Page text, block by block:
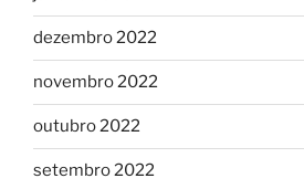
dezembro 2022
novembro 2022
outubro 2022
setembro 2022